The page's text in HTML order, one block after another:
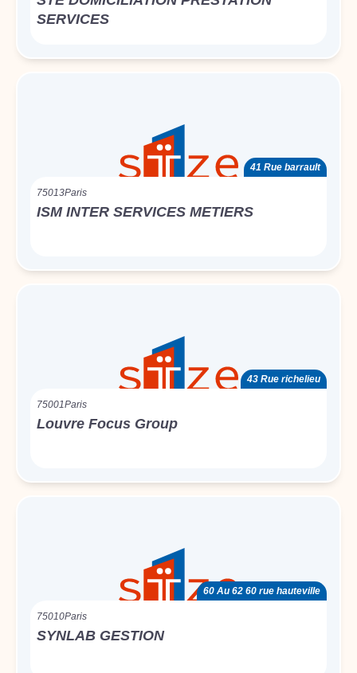
SERVICES
41 Rue barrault
75013Paris
ISM INTER SERVICES METIERS
43 Rue richelieu
75001Paris
Louvre Focus Group
60 Au 62 60 rue hauteville
75010Paris
SYNLAB GESTION